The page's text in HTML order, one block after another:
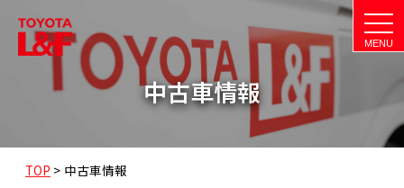
t
o
g
中古車情報
TOP > 中古車情報